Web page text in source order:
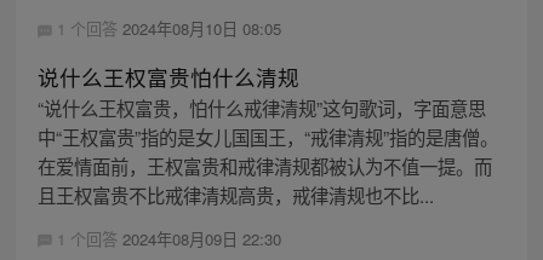
1 个回答 2024年08月10日 08:05
说什么王权富贵怕什么清规
“说什么王权富贵，怕什么戒律清规”这句歌词，字面意思
中“王权富贵”指的是女儿国国王，“戒律清规”指的是唐僧。
在爱情面前，王权富贵和戒律清规都被认为不值一提。而
且王权富贵不比戒律清规高贵，戒律清规也不比...
1 个回答 2024年08月09日 22:30